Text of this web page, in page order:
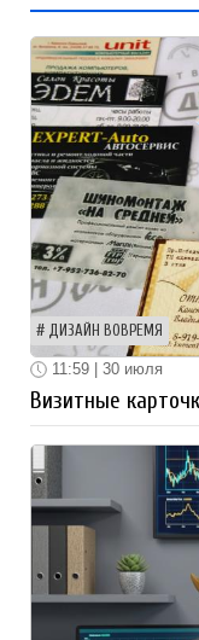
ДИЗАЙН ВОВРЕМЯ
11:59 | 30 июля
Визитные